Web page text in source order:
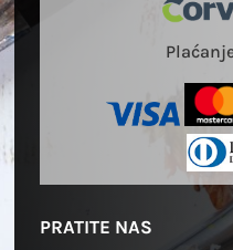
PRATITE NAS